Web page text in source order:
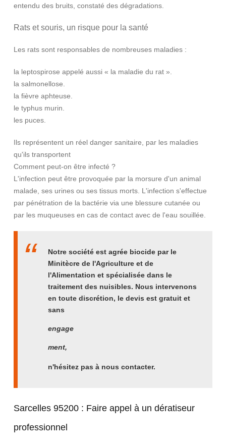
entendu des bruits, constaté des dégradations.
Rats et souris, un risque pour la santé
Les rats sont responsables de nombreuses maladies :
la leptospirose appelé aussi « la maladie du rat ».
la salmonellose.
la fièvre aphteuse.
le typhus murin.
les puces.
Ils représentent un réel danger sanitaire, par les maladies
qu'ils transportent
Comment peut-on être infecté ?
L'infection peut être provoquée par la morsure d'un animal
malade, ses urines ou ses tissus morts. L'infection s'effectue
par pénétration de la bactérie via une blessure cutanée ou
par les muqueuses en cas de contact avec de l'eau souillée.
Notre société est agrée biocide par le
Minitècre de l'Agriculture et de
l'Alimentation et spécialisée dans le
traitement des nuisibles. Nous intervenons
en toute discrétion, le devis est gratuit et
sans
engage
ment,
n'hésitez pas à nous contacter.
Sarcelles 95200 : Faire appel à un dératiseur
professionnel